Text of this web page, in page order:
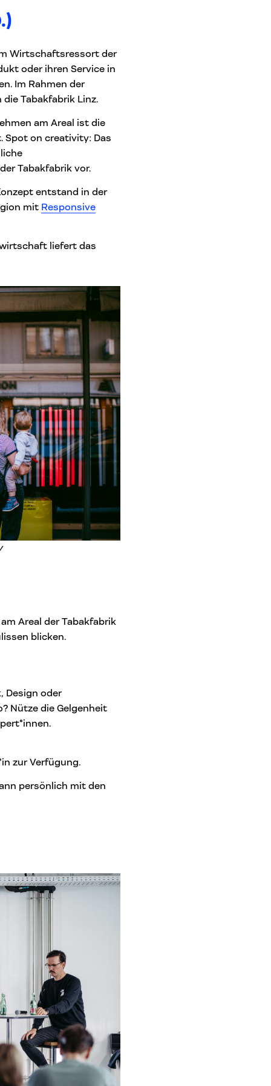
Wirtschaftsressort der
oder ihren Service in
Im Rahmen der
Tabakfabrik Linz.
am Areal ist die
Spot on creativity: Das
Tabakfabrik vor.
entstand in der
mit Responsive
liefert das
Areal der Tabakfabrik
blicken.
Design oder
Nütze die Gelgenheit
zur Verfügung.
persönlich mit den